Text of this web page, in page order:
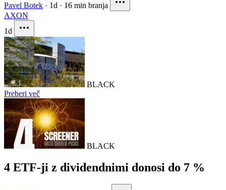
Pavel Botek · 1d · 16 min branja
AXON
1d
BLACK
Preberi več
BLACK
4 ETF-ji z dividendnimi donosi do 7 %